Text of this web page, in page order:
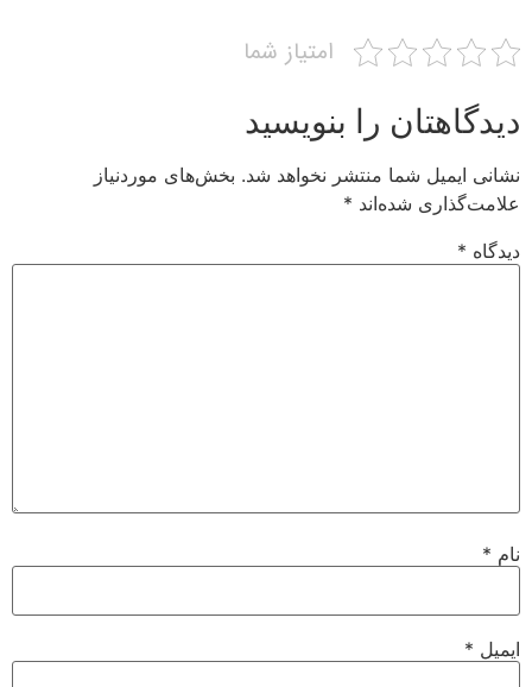
امتیاز شما
دیدگاهتان را بنویسید
نشانی ایمیل شما منتشر نخواهد شد. بخش‌های موردنیاز
علامت‌گذاری شده‌اند *
دیدگاه *
نام *
ایمیل *